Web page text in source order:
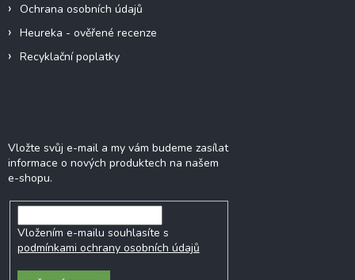
Ochrana osobních údajů
Heureka - ověřené recenze
Recyklační poplatky
Vložte svůj e-mail a my vám budeme zasílat
informace o nových produktech na našem
e-shopu.
Vložením e-mailu souhlasíte s
podmínkami ochrany osobních údajů